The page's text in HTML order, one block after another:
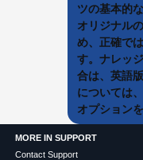
ツの基本的
オリジナル
め、正確で
す。ナレッ
合は、英語
については
オプション
MORE IN SUPPORT
Contact Support